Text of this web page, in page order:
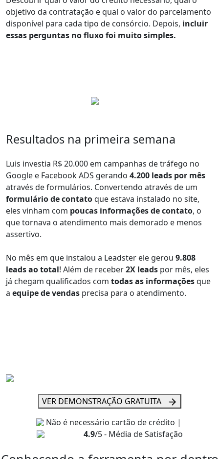
objetivo da contratação e qual o valor do parcelamento
disponível para cada tipo de consórcio. Depois, incluir
essas perguntas no fluxo foi muito simples.
Resultados na primeira semana
Luis investia R$ 20.000 em campanhas de tráfego no
Google e Facebook ADS gerando 4.200 leads por mês
através de formulários. Convertendo através de um
formulário de contatoque estava instalado no site,
eles vinham com poucas informações de contato, o
que tornava o atendimento mais demorado e menos
assertivo.
No mês em que instalou a Leadster ele gerou 9.808
leads ao total! Além de receber2X leads por mês, eles
já chegam qualificados com todas as informaçõesque
a equipe de vendas precisa para o atendimento.
VER DEMONSTRAÇÃO GRATUITA
Não é necessário cartão de crédito |
4.9/5 - Média de Satisfação